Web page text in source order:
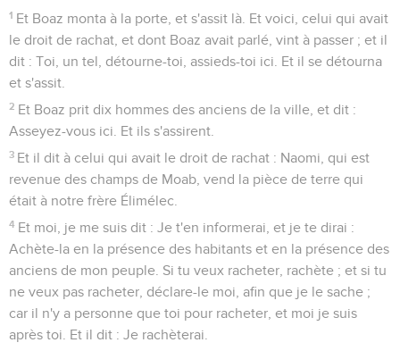
1 Et Boaz monta à la porte, et s'assit là. Et voici, celui qui avait
le droit de rachat, et dont Boaz avait parlé, vint à passer ; et il
dit : Toi, un tel, détourne-toi, assieds-toi ici. Et il se détourna
et s'assit.
2 Et Boaz prit dix hommes des anciens de la ville, et dit :
Asseyez-vous ici. Et ils s'assirent.
3 Et il dit à celui qui avait le droit de rachat : Naomi, qui est
revenue des champs de Moab, vend la pièce de terre qui
était à notre frère Élimélec.
4 Et moi, je me suis dit : Je t'en informerai, et je te dirai :
Achète-la en la présence des habitants et en la présence des
anciens de mon peuple. Si tu veux racheter, rachète ; et si tu
ne veux pas racheter, déclare-le moi, afin que je le sache ;
car il n'y a personne que toi pour racheter, et moi je suis
après toi. Et il dit : Je rachèterai.